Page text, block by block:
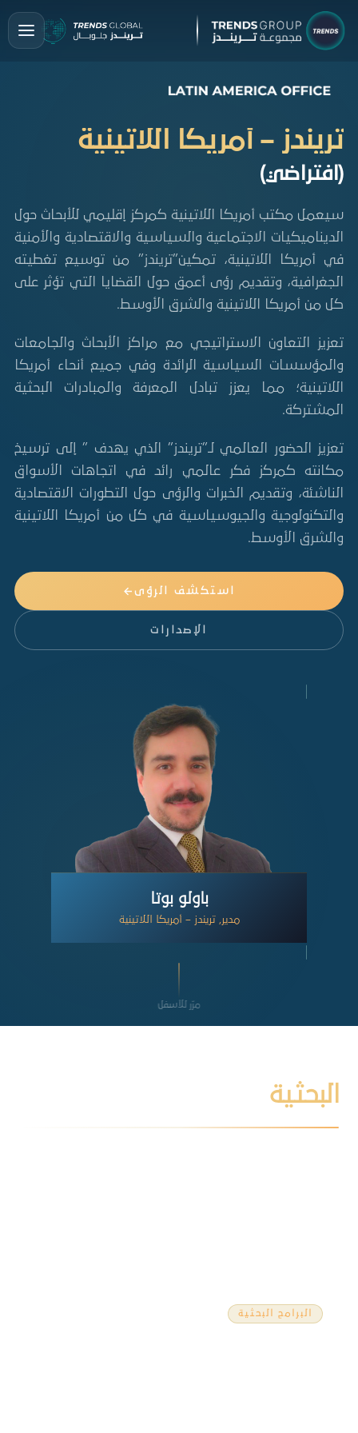
تريندز – أمريكا اللاتينية
(افتراضي)
سيعمل مكتب أمريكا اللاتينية كمركز إقليمي للأبحاث حول
الديناميكيات الاجتماعية والسياسية والاقتصادية والأمنية
في أمريكا اللاتينية، تمكين”تريندز” من توسيع تغطيته
الجغرافية، وتقديم رؤى أعمق حول القضايا التي تؤثر على
كل من أمريكا اللاتينية والشرق الأوسط.
تعزيز التعاون الاستراتيجي مع مراكز الأبحاث والجامعات
والمؤسسات السياسية الرائدة وفي جميع أنحاء أمريكا
اللاتينية؛ مما يعزز تبادل المعرفة والمبادرات البحثية
المشتركة.
تعزيز الحضور العالمي لـ”تريندز” الذي يهدف ” إلى ترسيخ
مكانته كمركز فكر عالمي رائد في اتجاهات الأسواق
الناشئة، وتقديم الخبرات والرؤى حول التطورات الاقتصادية
والتكنولوجية والجيوسياسية في كل من أمريكا اللاتينية
والشرق الأوسط.
استكشف الرؤى
الإصدارات
باولو بوتا
مدير, تريندز – أمريكا اللاتينية
مرّر للأسفل
البحثية
البرامج البحثية